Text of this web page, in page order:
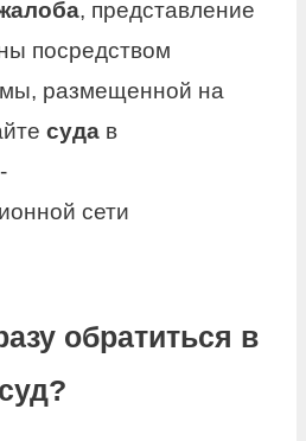
, представление
посредством
размещенной на
суда в
сети
обратиться в